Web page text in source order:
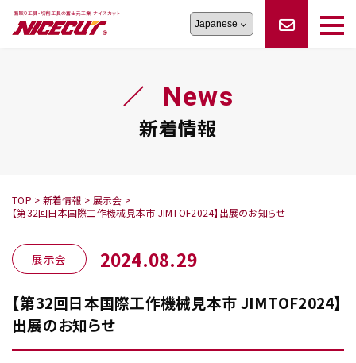
旋盤工具シリーズ
シリーズ
鬼シリーズ
フェイス・ショルダーシリーズかんたんオーダー
トラブルシューティング
ロックピンの逆ジメに注意
会社概要
News
新着情報
TOP > 新着情報 > 展示会 >
【第32回日本国際工作機械見本市 JIMTOF2024】出展のお知らせ
展示会 2024.08.29
【第32回日本国際工作機械見本市 JIMTOF2024】
出展のお知らせ